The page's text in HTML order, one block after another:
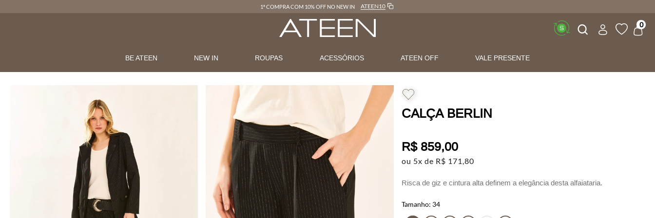
1ª COMPRA COM 10% OFF NO NEW IN ATEEN10
Buscar 0
BE ATEEN NEW IN ROUPAS ACESSÓRIOS ATEEN OFF VALE PRESENTE
CALÇA BERLIN
R$ 859,00
ou 5x de R$ 171 ,80
Risca de giz e cintura alta definem a elegância desta alfaiataria.
Com modelagem reta e cós estruturado com elástico posterior, a peça une
34